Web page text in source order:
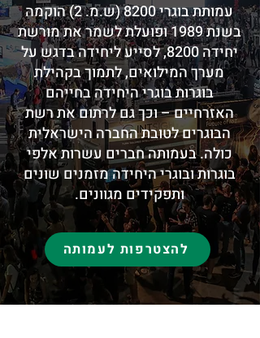
עמותת בוגרי 8200 (ש.מ. 2) הוקמה
בשנת 1989 ופועלת לשמר את מורשת
יחידה 8200, לסייע ליחידה בדגש על
מערך המילואים, לתמוך בקהילת
בוגרות בוגרי היחידה בחייהם
האזרחיים – וכך גם לרתום את רשת
הבוגרים לטובת החברה הישראלית
כולה. בעמותה חברים עשרות אלפי
בוגרות ובוגרי היחידה מזמנים שונים
ותפקידים מגוונים.
להצטרפות לעמותה